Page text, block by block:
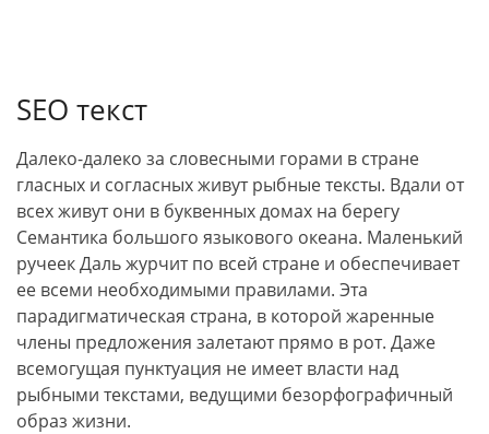
SEO текст
Далеко-далеко за словесными горами в стране
гласных и согласных живут рыбные тексты. Вдали от
всех живут они в буквенных домах на берегу
Семантика большого языкового океана. Маленький
ручеек Даль журчит по всей стране и обеспечивает
ее всеми необходимыми правилами. Эта
парадигматическая страна, в которой жаренные
члены предложения залетают прямо в рот. Даже
всемогущая пунктуация не имеет власти над
рыбными текстами, ведущими безорфографичный
образ жизни.